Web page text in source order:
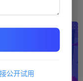
公开试用